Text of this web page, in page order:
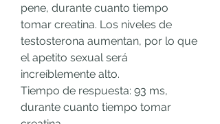
pene, durante cuanto tiempo
tomar creatina. Los niveles de
testosterona aumentan, por lo que
el apetito sexual será
increíblemente alto.
Tiempo de respuesta: 93 ms,
durante cuanto tiempo tomar